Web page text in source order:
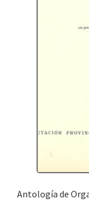
Antología de